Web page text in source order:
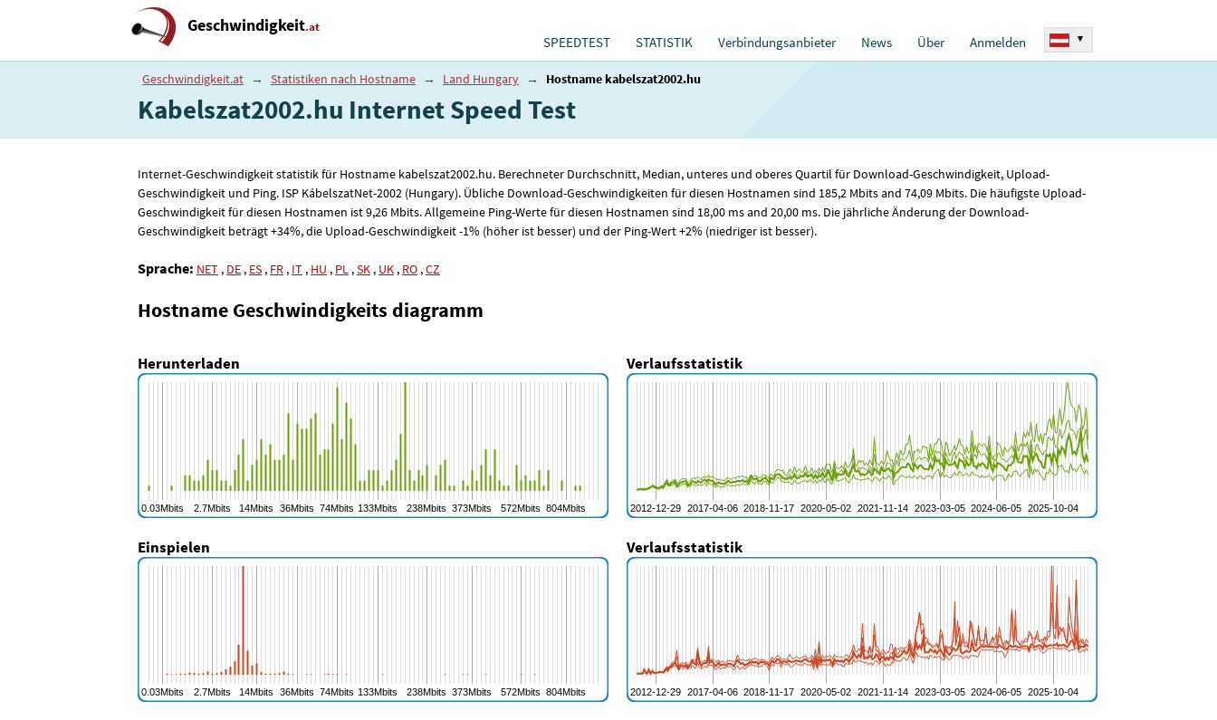
Geschwindigkeit.at
SPEEDTEST STATISTIK Verbindungsanbieter News Über Anmelden ▾
Geschwindigkeit.at → Statistiken nach Hostname → Land Hungary → Hostname kabelszat2002.hu
Kabelszat2002.hu Internet Speed ​​Test
Internet-Geschwindigkeit statistik für Hostname kabelszat2002.hu. Berechneter Durchschnitt, Median, unteres und oberes Quartil für Download-Geschwindigkeit, Upload-
Geschwindigkeit und Ping. ISP KábelszatNet-2002 (Hungary). Übliche Download-Geschwindigkeiten für diesen Hostnamen sind 185,2 Mbits and 74,09 Mbits. Die häufigste Upload-
Geschwindigkeit für diesen Hostnamen ist 9,26 Mbits. Allgemeine Ping-Werte für diesen Hostnamen sind 18,00 ms and 20,00 ms. Die jährliche Änderung der Download-
Geschwindigkeit beträgt +34%, die Upload-Geschwindigkeit -1% (höher ist besser) und der Ping-Wert +2% (niedriger ist besser).
Sprache: NET , DE , ES , FR , IT , HU , PL ,SK , UK , RO ,CZ
Hostname Geschwindigkeits diagramm
Herunterladen Verlaufsstatistik
Einspielen Verlaufsstatistik